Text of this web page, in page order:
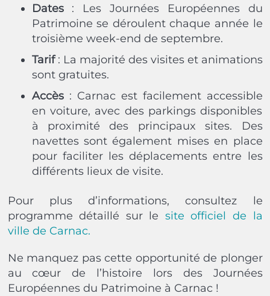
Dates: Les Journées Européennes du
Patrimoine se déroulent chaque année le
troisième week-end de septembre.
Tarif: La majorité des visites et animations
sont gratuites.
Accès: Carnac est facilement accessible
en voiture, avec des parkings disponibles
à proximité des principaux sites. Des
navettes sont également mises en place
pour faciliter les déplacements entre les
différents lieux de visite.
Pour plus d’informations, consultez le
programme détaillé sur le site officiel de la
ville de Carnac.
Ne manquez pas cette opportunité de plonger
au cœur de l’histoire lors des Journées
Européennes du Patrimoine à Carnac !